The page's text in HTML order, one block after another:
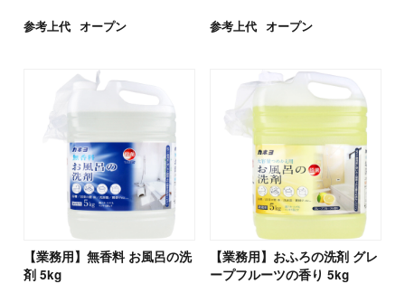
参考上代 オープン 参考上代 オープン
【業務用】無香料 お風呂の洗
剤 5kg
【業務用】おふろの洗剤 グレ
ープフルーツの香り 5kg